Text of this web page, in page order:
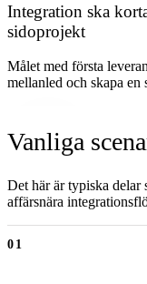
Integration ska
sidoprojekt
Målet med första
mellanled och skapa en
Vanliga
Det här är typiska delar
affärsnära
01